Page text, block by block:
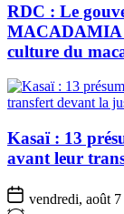
RDC : Le
MACADAMIA
culture du
Kasaï : 13
avant leur
vendredi, août